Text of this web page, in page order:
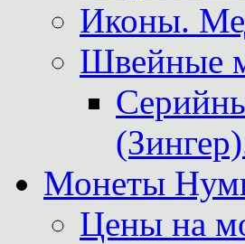
Иконы.
Швейные
Монеты
Цены на